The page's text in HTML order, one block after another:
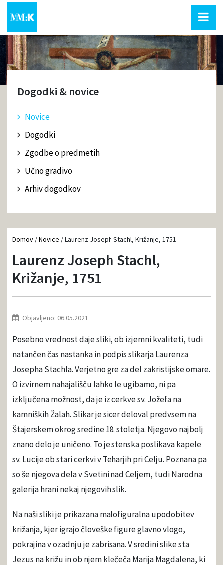
Dogodki & novice
Novice
Dogodki
Zgodbe o predmetih
Učno gradivo
Arhiv dogodkov
Domov /Novice /Laurenz Joseph Stachl, Križanje, 1751
Laurenz Joseph Stachl,
Križanje, 1751
Objavljeno: 06.05.2021
Posebno vrednost daje sliki, ob izjemni kvaliteti, tudi
natančen čas nastanka in podpis slikarja Laurenza
Josepha Stachla. Verjetno gre za del zakristijske omare.
O izvirnem nahajališču lahko le ugibamo, ni pa
izključena možnost, da je iz cerkve sv. Jožefa na
kamniških Žalah. Slikar je sicer deloval predvsem na
Štajerskem okrog sredine 18. stoletja. Njegovo najbolj
znano delo je uničeno. To je stenska poslikava kapele
sv. Lucije ob stari cerkvi v Teharjih pri Celju. Poznana pa
so še njegova dela v Svetini nad Celjem, tudi Narodna
galerija hrani nekaj njegovih slik.
Na naši sliki je prikazana malofiguralna upodobitev
križanja, kjer igrajo človeške figure glavno vlogo,
pokrajina v ozadnju je zabrisana. V sredini slike sta
Jezus na križu in ob njem klečeča Marija Magdalena, ki